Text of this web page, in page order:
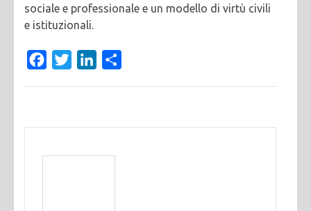
sociale e professionale e un modello di virtù civili
e istituzionali.
FacebookTwitterLinkedIn